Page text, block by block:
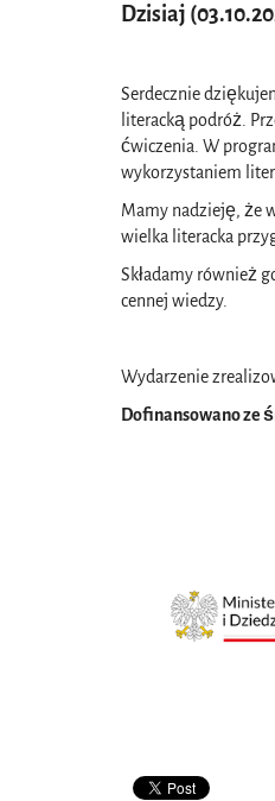
Dzisiaj
Serdecznie
literacką podróż.
ćwiczenia. W
wykorzystaniem
Mamy nadzieję, że
wielka literacka
Składamy również
cennej wiedzy.
Wydarzenie
Dofinansowano ze